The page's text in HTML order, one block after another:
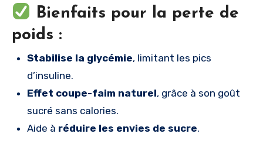
Bienfaits pour la perte de
poids :
Stabilise la glycémie, limitant les pics
d’insuline.
Effet coupe-faim naturel, grâce à son goût
sucré sans calories.
Aide à réduire les envies de sucre.